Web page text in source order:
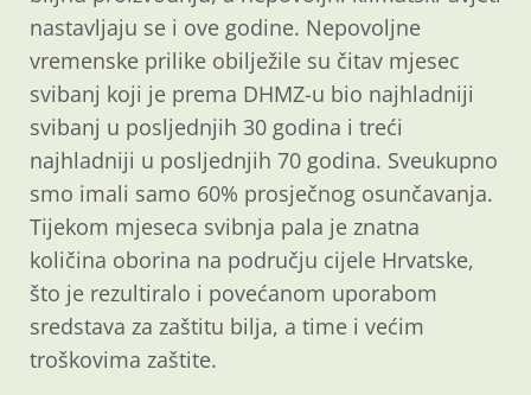
nastavljaju se i ove godine. Nepovoljne
vremenske prilike obilježile su čitav mjesec
svibanj koji je prema DHMZ-u bio najhladniji
svibanj u posljednjih 30 godina i treći
najhladniji u posljednjih 70 godina. Sveukupno
smo imali samo 60% prosječnog osunčavanja.
Tijekom mjeseca svibnja pala je znatna
količina oborina na području cijele Hrvatske,
što je rezultiralo i povećanom uporabom
sredstava za zaštitu bilja, a time i većim
troškovima zaštite.